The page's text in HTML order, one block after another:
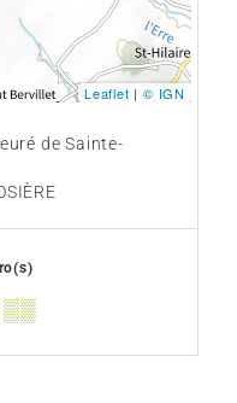
Leaflet | © IGN
de Sainte-
▒▒